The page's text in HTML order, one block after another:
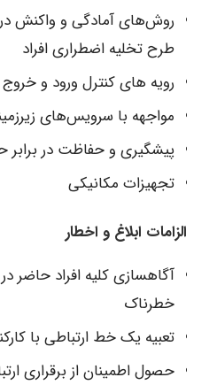
روش‌های آمادگی و واکنش
طرح تخلیه اضطراری افراد
رویه‏ های کنترل ورود و خروج
مواجهه با سرویس‌های
پیشگیری و حفاظت در برابر
تجهیزات مکانیکی
الزامات ابلاغ و اخطار
آگاه‏سازی کلیه افراد حاضر
خطرناک
تعبیه یک خط ارتباطی با
حصول اطمینان از برقراری